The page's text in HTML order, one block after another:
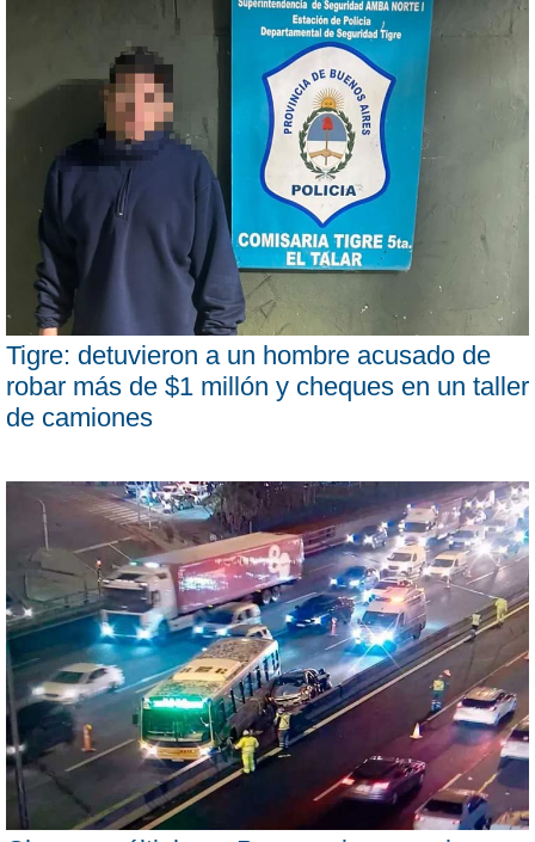
Tigre: detuvieron a un hombre acusado de
robar más de $1 millón y cheques en un taller
de camiones